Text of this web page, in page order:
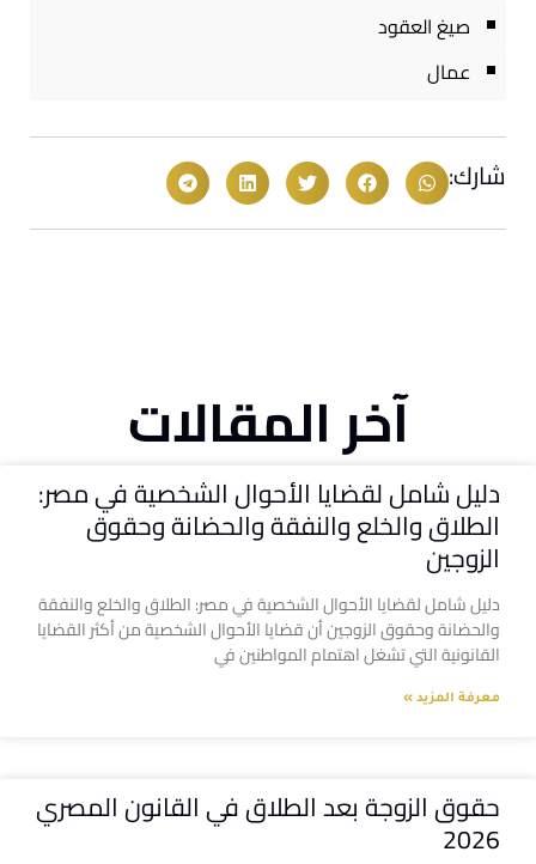
صيغ العقود
عمال
شارك:
آخر المقالات
دليل شامل لقضايا الأحوال الشخصية في مصر:
الطلاق والخلع والنفقة والحضانة وحقوق
الزوجين
دليل شامل لقضايا الأحوال الشخصية في مصر: الطلاق والخلع والنفقة
والحضانة وحقوق الزوجين أن قضايا الأحوال الشخصية من أكثر القضايا
القانونية التي تشغل اهتمام المواطنين في
معرفة المزيد »
حقوق الزوجة بعد الطلاق في القانون المصري
2026